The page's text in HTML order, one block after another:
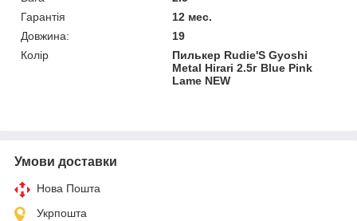
Гарантія
12 мес.
Довжина:
19
Колір
Пилькер Rudie'S Gyoshi
Metal Hirari 2.5г Blue Pink
Lame NEW
Умови доставки
Нова Пошта
Укрпошта